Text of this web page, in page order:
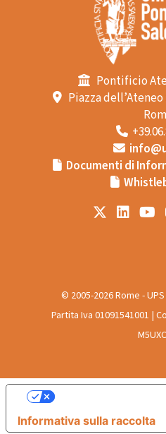
Pontificio
Piazza dell’Ateneo
Documenti di
© 2005-2026 Rome -
Partita Iva 01091541001 |
Informativa sulla raccolta
Le tue preferenze